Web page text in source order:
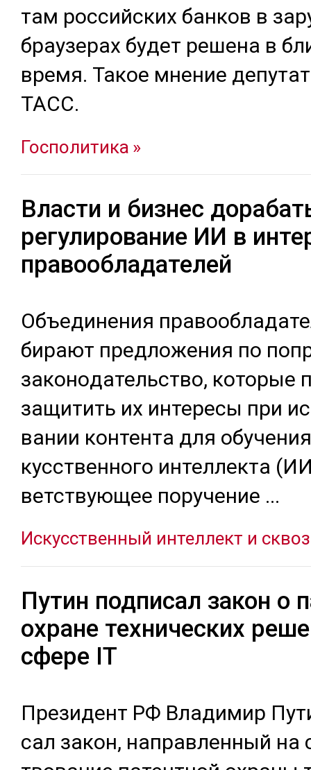
там рос­сий­ских бан­ков в
брау­зе­рах бу­дет ре­шена в
вре­мя. Та­кое мне­ние
ТАСС.
Госполитика
Власти и бизнес
регулирование ИИ в
правообладателей
Объ­еди­нения
бирают пред­ло­жения по
за­коно­датель­ство, ко­торые
за­щитить их ин­те­ресы при
вании кон­тен­та для
кусс­твен­но­го ин­тел­лек­та
ветс­твую­щее по­руче­ние ...
Искусственный интеллект и
технологии
Нормативные акты
Путин подписал закон о
охране технических
сфере IT
Пре­зидент РФ Вла­димир
сал за­кон, нап­рав­лен­ный